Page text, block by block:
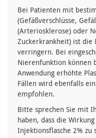
Bei Patienten mit
(Gefäßverschlüsse,
(Arteriosklerose) oder
Zuckerkrankheit) ist die
verringern. Bei
Nierenfunktion können
Anwendung erhöhte
Fällen wird ebenfalls
empfohlen.
Bitte sprechen Sie mit
haben, dass die
Injektionsflasche 2% zu